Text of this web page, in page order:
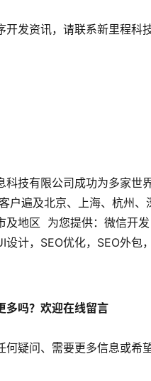
开发资讯，请联系新里程科
科技有限公司成功为多家世
户遍及北京、上海、杭州
及地区 为您提供：微信开
设计，SEO优化，SEO外包
多吗？欢迎在线留言
何疑问、需要更多信息或希